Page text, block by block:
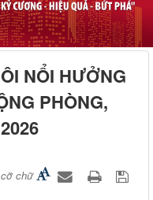
NỔI HƯỞNG
PHÒNG,
chữ